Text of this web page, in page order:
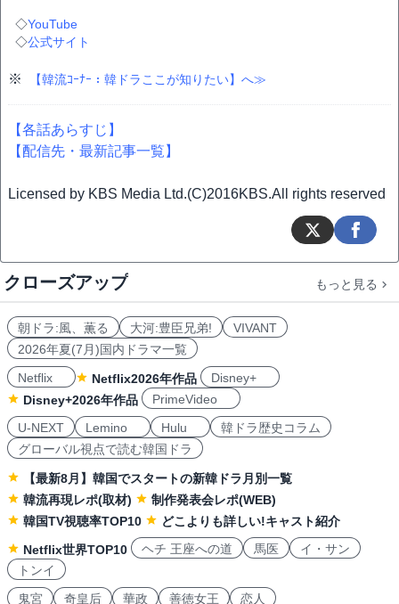
◇YouTube
◇公式サイト
※ 【韓流ｺｰﾅｰ：韓ドラここが知りたい】へ≫
【各話あらすじ】
【配信先・最新記事一覧】
Licensed by KBS Media Ltd.(C)2016KBS.All rights reserved
クローズアップ もっと見る
朝ドラ:風、薫る 大河:豊臣兄弟!
VIVANT
2026年夏(7月)国内ドラマ一覧
Netflix
Netflix2026年作品
Disney+
Disney+2026年作品
PrimeVideo
U-NEXT
Lemino Hulu
韓ドラ歴史コラム
グローバル視点で読む韓国ドラ
【最新8月】韓国でスタートの新韓ドラ月別一覧
韓流再現レポ(取材)
制作発表会レポ(WEB)
韓国TV視聴率TOP10
どこよりも詳しい!キャスト紹介
Netflix世界TOP10
ヘチ 王座への道 馬医
イ・サン
トンイ
鬼宮
奇皇后 華政 善徳女王 恋人